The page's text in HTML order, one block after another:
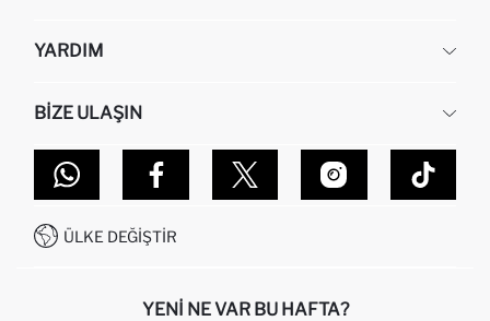
HAKKIMIZDA
KURUMSAL SATIŞ
DEFACTO TEKNOLOJI
SITEMAP
YARDIM
SIPARIŞIMI NASIL TAKIP EDERIM?
NASIL İADE EDERIM?
GIFT CLUB SIKÇA SORULAN SORULAR
İŞLEM REHBERI
KAMPANYALAR
BIZE ULAŞIN
MAĞAZALARIMIZ
İLETIŞIM FORMU
0850 333 22 86
ÜLKE DEĞIŞTIR
YENI NE VAR BU HAFTA?